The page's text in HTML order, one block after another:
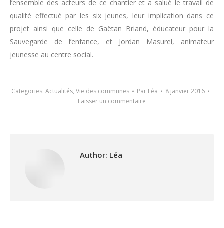
l’ensemble des acteurs de ce chantier et a salué le travail de
qualité effectué par les six jeunes, leur implication dans ce
projet ainsi que celle de Gaëtan Briand, éducateur pour la
Sauvegarde de l’enfance, et Jordan Masurel, animateur
jeunesse au centre social.
Categories: Actualités, Vie des communes Par Léa
8 janvier 2016
Laisser un commentaire
Author: Léa